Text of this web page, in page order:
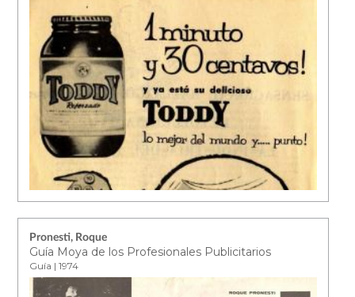
Pronesti, Roque
Guía Moya de los Profesionales Publicitarios
Guía | 1974